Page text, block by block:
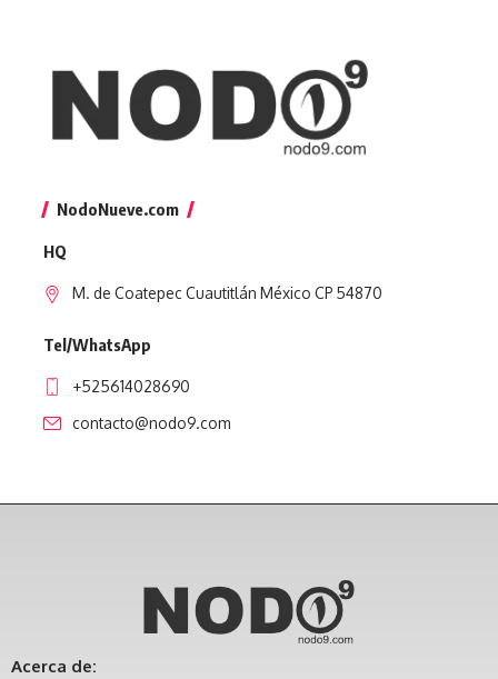
NodoNueve.com
HQ
M. de Coatepec Cuautitlán México CP 54870
Tel/WhatsApp
+525614028690
contacto@nodo9.com
Acerca de: